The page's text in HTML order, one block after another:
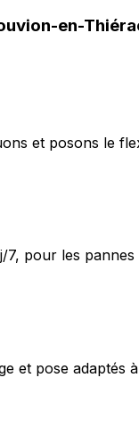
en-
et posons le
pour les
et pose adaptés